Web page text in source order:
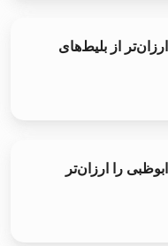
از بلیط‌های
را ارزان‌تر